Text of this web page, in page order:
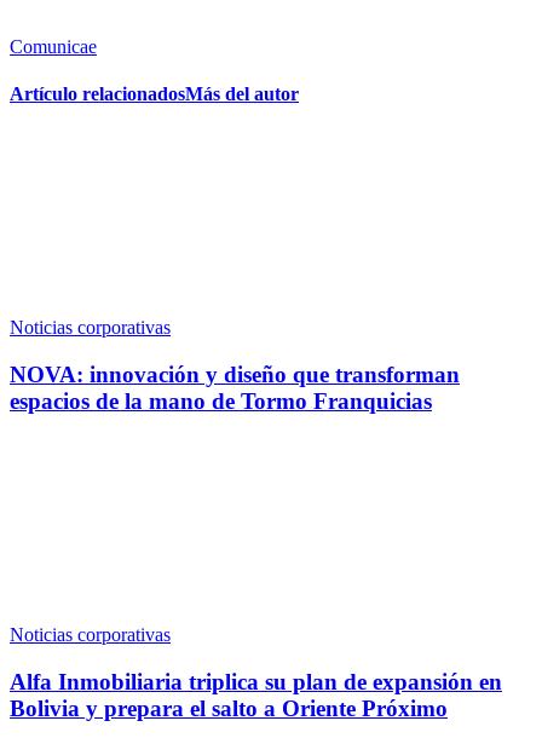
Comunicae
Artículo relacionadosMás del autor
Noticias corporativas
NOVA: innovación y diseño que transforman
espacios de la mano de Tormo Franquicias
Noticias corporativas
Alfa Inmobiliaria triplica su plan de expansión en
Bolivia y prepara el salto a Oriente Próximo